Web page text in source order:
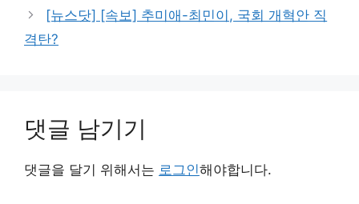
[뉴스닷] [속보] 추미애-최민이, 국회 개혁안 직
격탄?
댓글 남기기
댓글을 달기 위해서는 로그인해야합니다.